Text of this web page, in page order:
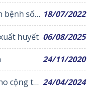
đầu đến
bệnh sốt 18/07/2022
huyết 06/08/2025
24/11/2020
cộng tác 24/04/2024